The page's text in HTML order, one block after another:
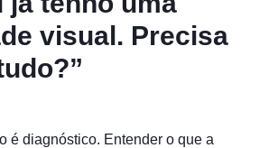
visual. Precisa
é diagnóstico. Entender o que a